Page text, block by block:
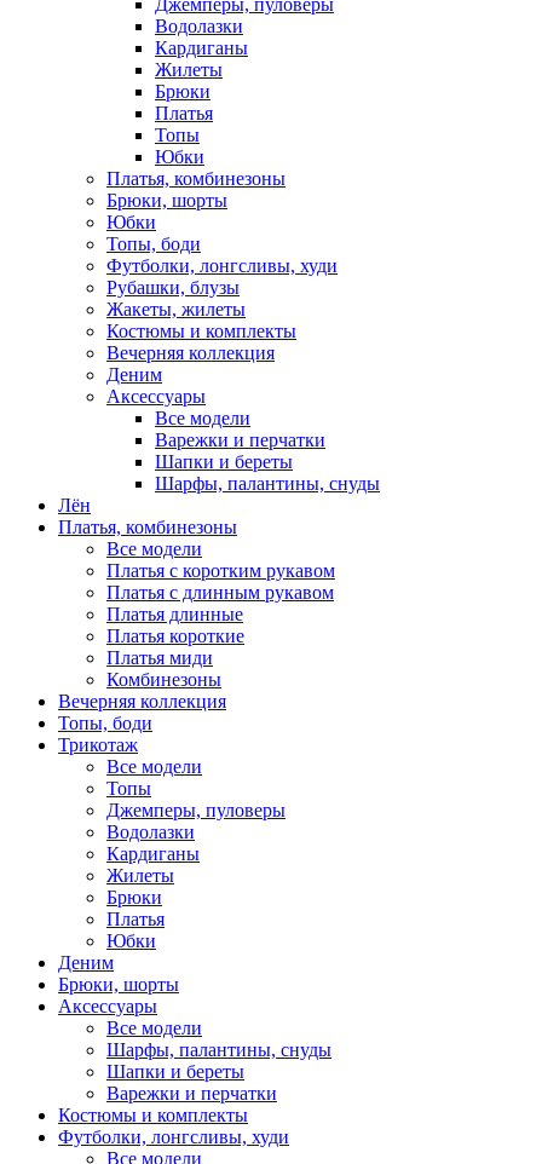
Джемперы, пуловеры
Водолазки
Кардиганы
Жилеты
Брюки
Платья
Топы
Юбки
Платья, комбинезоны
Брюки, шорты
Юбки
Топы, боди
Футболки, лонгсливы, худи
Рубашки, блузы
Жакеты, жилеты
Костюмы и комплекты
Вечерняя коллекция
Деним
Аксессуары
Все модели
Варежки и перчатки
Шапки и береты
Шарфы, палантины, снуды
Лён
Платья, комбинезоны
Все модели
Платья с коротким рукавом
Платья с длинным рукавом
Платья длинные
Платья короткие
Платья миди
Комбинезоны
Вечерняя коллекция
Топы, боди
Трикотаж
Все модели
Топы
Джемперы, пуловеры
Водолазки
Кардиганы
Жилеты
Брюки
Платья
Юбки
Деним
Брюки, шорты
Аксессуары
Все модели
Шарфы, палантины, снуды
Шапки и береты
Варежки и перчатки
Костюмы и комплекты
Футболки, лонгсливы, худи
Все модели